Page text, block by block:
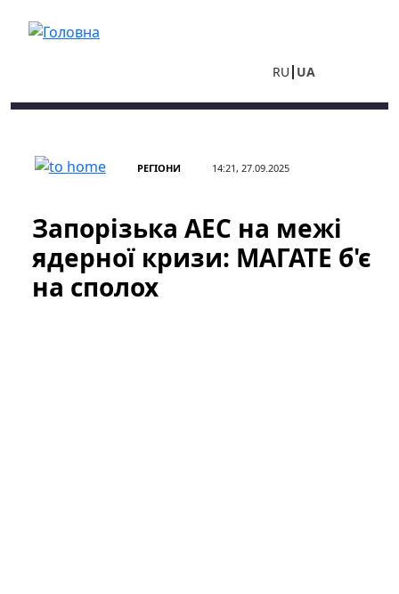
RU UA
РЕГІОНИ 14:21, 27.09.2025
Запорізька АЕС на межі
ядерної кризи: МАГАТЕ б'є
на сполох